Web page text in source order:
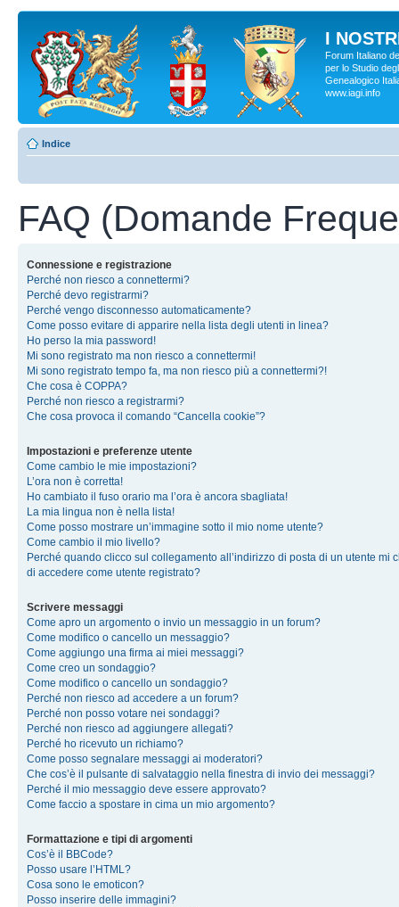
I
Forum Italiano
per lo Studio
Genealogico
www.iagi.info
Indice
FAQ (Domande
Connessione e registrazione
Perché non riesco a connettermi?
Perché devo registrarmi?
Perché vengo disconnesso automaticamente?
Come posso evitare di apparire nella lista degli utenti in linea?
Ho perso la mia password!
Mi sono registrato ma non riesco a connettermi!
Mi sono registrato tempo fa, ma non riesco più a connettermi?!
Che cosa è COPPA?
Perché non riesco a registrarmi?
Che cosa provoca il comando “Cancella cookie”?
Impostazioni e preferenze utente
Come cambio le mie impostazioni?
L’ora non è corretta!
Ho cambiato il fuso orario ma l’ora è ancora sbagliata!
La mia lingua non è nella lista!
Come posso mostrare un’immagine sotto il mio nome utente?
Come cambio il mio livello?
Perché quando clicco sul collegamento all’indirizzo di posta di un utente mi
di accedere come utente registrato?
Scrivere messaggi
Come apro un argomento o invio un messaggio in un forum?
Come modifico o cancello un messaggio?
Come aggiungo una firma ai miei messaggi?
Come creo un sondaggio?
Come modifico o cancello un sondaggio?
Perché non riesco ad accedere a un forum?
Perché non posso votare nei sondaggi?
Perché non riesco ad aggiungere allegati?
Perché ho ricevuto un richiamo?
Come posso segnalare messaggi ai moderatori?
Che cos’è il pulsante di salvataggio nella finestra di invio dei messaggi?
Perché il mio messaggio deve essere approvato?
Come faccio a spostare in cima un mio argomento?
Formattazione e tipi di argomenti
Cos’è il BBCode?
Posso usare l’HTML?
Cosa sono le emoticon?
Posso inserire delle immagini?